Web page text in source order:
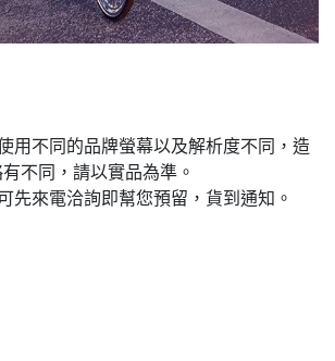
用不同的品牌螢幕以及解析度不同，造
不同，請以實品為準。
先來電洽詢即幫您預留，貨到通知。